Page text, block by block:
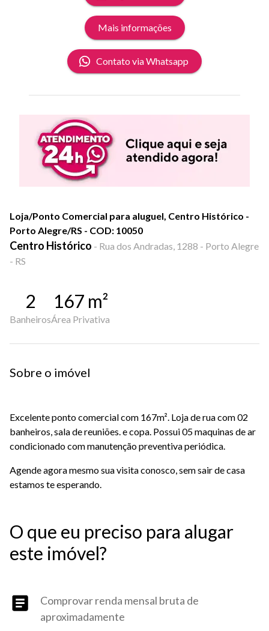
Mais informações
Contato via Whatsapp
Loja/Ponto Comercial para aluguel, Centro Histórico -
Porto Alegre/RS - COD: 10050
Centro Histórico - Rua dos Andradas, 1288 - Porto Alegre
- RS
2
Banheiros
167 m²
Área Privativa
Sobre o imóvel
Excelente ponto comercial com 167m². Loja de rua com 02
banheiros, sala de reuniões. e copa. Possui 05 maquinas de ar
condicionado com manutenção preventiva periódica.
Agende agora mesmo sua visita conosco, sem sair de casa
estamos te esperando.
O que eu preciso para alugar
este imóvel?
Comprovar renda mensal bruta de
aproximadamente